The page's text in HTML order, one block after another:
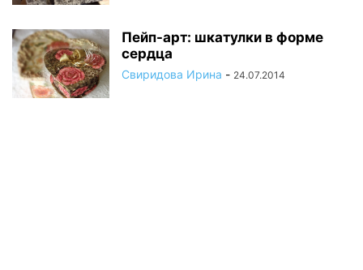
Пейп-арт: шкатулки в форме
сердца
Свиридова Ирина - 24.07.2014